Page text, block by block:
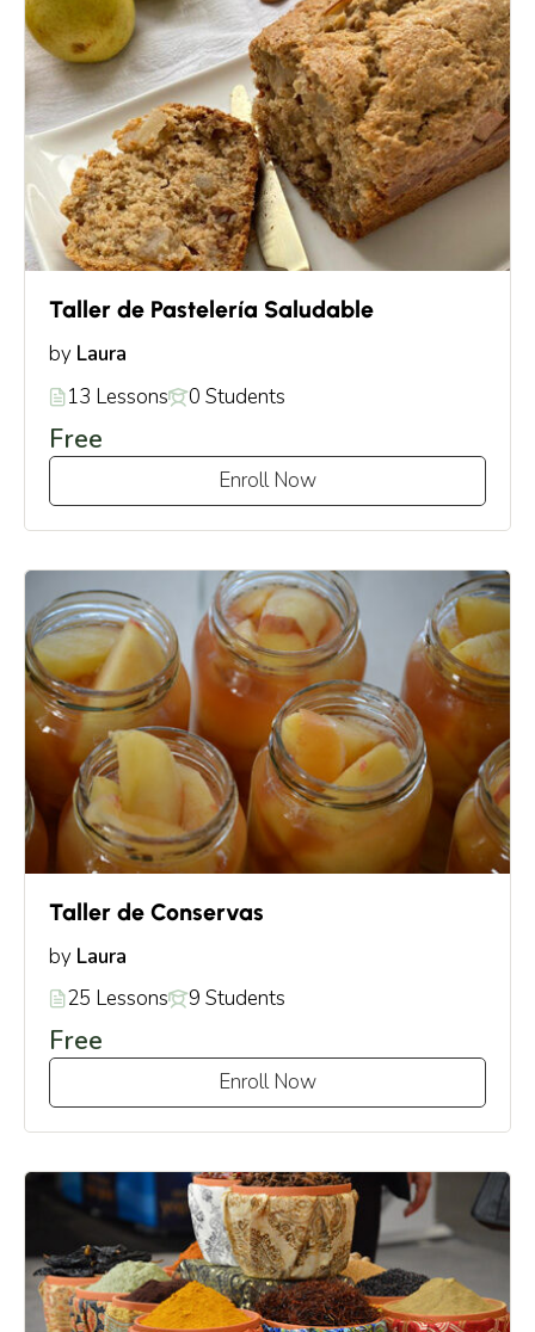
Taller de Pastelería Saludable
by Laura
13 Lessons
0 Students
Free
Enroll Now
Taller de Conservas
by Laura
25 Lessons
9 Students
Free
Enroll Now